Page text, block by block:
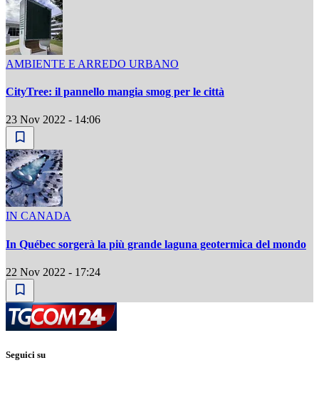
AMBIENTE E ARREDO URBANO
CityTree: il pannello mangia smog per le città
23 Nov 2022 - 14:06
IN CANADA
In Québec sorgerà la più grande laguna geotermica del mondo
22 Nov 2022 - 17:24
Seguici su